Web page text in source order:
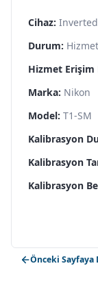
Cihaz:
Durum:
Hizmet Erişim
Marka: Nikon
Model: T1-SM
Kalibrasyon
Kalibrasyon
Kalibrasyon
Önceki Sayfaya